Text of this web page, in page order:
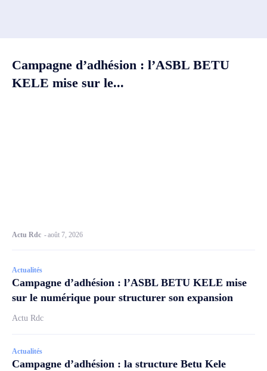
Campagne d’adhésion : l’ASBL BETU
KELE mise sur le...
Actu Rdc -août 7, 2026
Actualités
Campagne d’adhésion : l’ASBL BETU KELE mise
sur le numérique pour structurer son expansion
Actu Rdc
Actualités
Campagne d’adhésion : la structure Betu Kele